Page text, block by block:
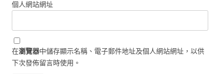
個人網站網址
在瀏覽器中儲存顯示名稱、電子郵件地址及個人網站網址，以供
下次發佈留言時使用。